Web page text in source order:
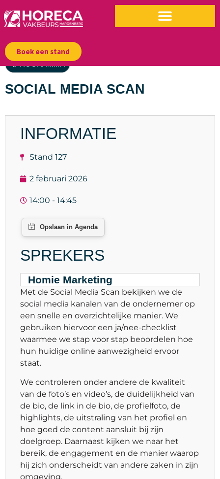
Boek een stand
PROGRAMMA
SOCIAL MEDIA SCAN
INFORMATIE
Stand 127
2 februari 2026
14:00 - 14:45
SPREKERS
Homie Marketing
Met de Social Media Scan bekijken we de
social media kanalen van de ondernemer op
een snelle en overzichtelijke manier. We
gebruiken hiervoor een ja/nee-checklist
waarmee we stap voor stap beoordelen hoe
hun huidige online aanwezigheid ervoor
staat.
We controleren onder andere de kwaliteit
van de foto’s en video’s, de duidelijkheid van
de bio, de link in de bio, de profielfoto, de
highlights, de uitstraling van het profiel en
hoe goed de content aansluit bij zijn
doelgroep. Daarnaast kijken we naar het
bereik, de engagement en de manier waarop
hij zich onderscheidt van andere zaken in zijn
omgeving.